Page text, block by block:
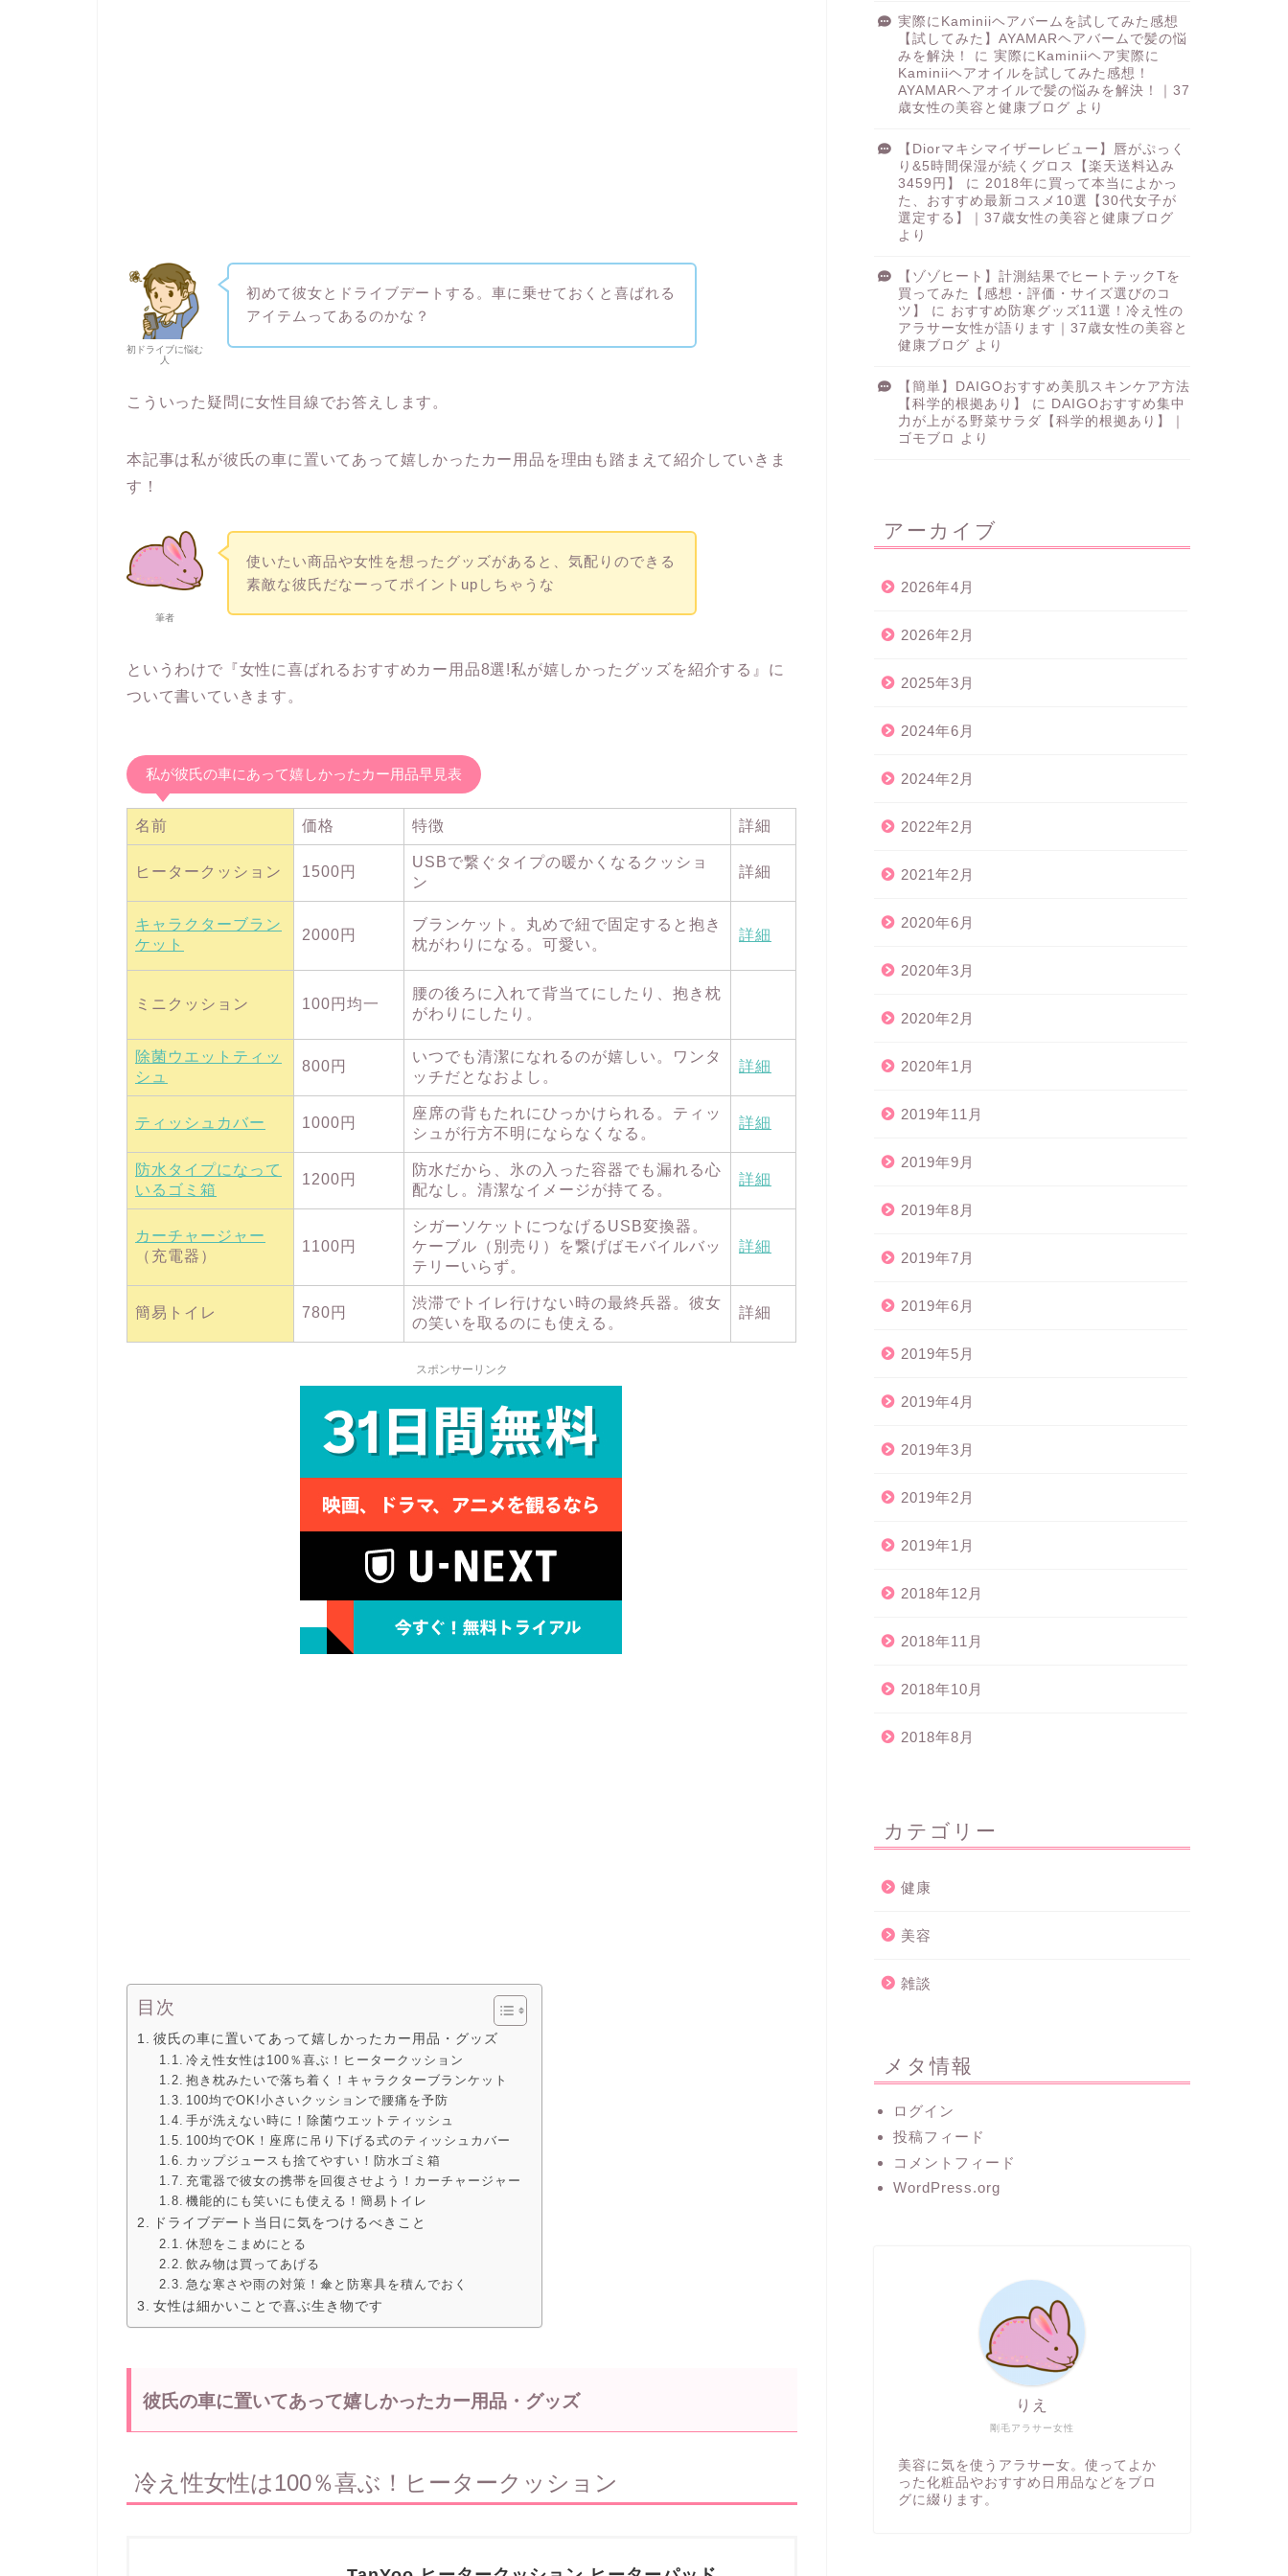
初ドライブに悩む
人
初めて彼女とドライブデートする。車に乗せておくと喜ばれる
アイテムってあるのかな？
こういった疑問に女性目線でお答えします。
本記事は私が彼氏の車に置いてあって嬉しかったカー用品を理由も踏まえて紹介していきま
す！
筆者
使いたい商品や女性を想ったグッズがあると、気配りのできる
素敵な彼氏だなーってポイントupしちゃうな
というわけで『女性に喜ばれるおすすめカー用品8選!私が嬉しかったグッズを紹介する』に
ついて書いていきます。
私が彼氏の車にあって嬉しかったカー用品早見表
名前 価格 特徴 詳細
ヒータークッション 1500円
USBで繋ぐタイプの暖かくなるクッショ
ン
詳細
キャラクターブラン
ケット
2000円
ブランケット。丸めで紐で固定すると抱き
枕がわりになる。可愛い。
詳細
ミニクッション 100円均一
腰の後ろに入れて背当てにしたり、抱き枕
がわりにしたり。
除菌ウエットティッ
シュ
800円
いつでも清潔になれるのが嬉しい。ワンタ
ッチだとなおよし。
詳細
ティッシュカバー 1000円
座席の背もたれにひっかけられる。ティッ
シュが行方不明にならなくなる。
詳細
防水タイプになって
いるゴミ箱
1200円
防水だから、氷の入った容器でも漏れる心
配なし。清潔なイメージが持てる。
詳細
カーチャージャー
（充電器）
1100円
シガーソケットにつなげるUSB変換器。
ケーブル（別売り）を繋げばモバイルバッ
テリーいらず。
詳細
簡易トイレ 780円
渋滞でトイレ行けない時の最終兵器。彼女
の笑いを取るのにも使える。
詳細
スポンサーリンク
目次
彼氏の車に置いてあって嬉しかったカー用品・グッズ
冷え性女性は100％喜ぶ！ヒータークッション
抱き枕みたいで落ち着く！キャラクターブランケット
100均でOK!小さいクッションで腰痛を予防
手が洗えない時に！除菌ウエットティッシュ
100均でOK！座席に吊り下げる式のティッシュカバー
カップジュースも捨てやすい！防水ゴミ箱
充電器で彼女の携帯を回復させよう！カーチャージャー
機能的にも笑いにも使える！簡易トイレ
ドライブデート当日に気をつけるべきこと
休憩をこまめにとる
飲み物は買ってあげる
急な寒さや雨の対策！傘と防寒具を積んでおく
女性は細かいことで喜ぶ生き物です
彼氏の車に置いてあって嬉しかったカー用品・グッズ
冷え性女性は100％喜ぶ！ヒータークッション
実際にKaminiiヘアバームを試してみた感想
【試してみた】AYAMARヘアバームで髪の悩
みを解決！
に 実際にKaminiiヘア実際に
Kaminiiヘアオイルを試してみた感想！
AYAMARヘアオイルで髪の悩みを解決！｜37
歳女性の美容と健康ブログ より
【Diorマキシマイザーレビュー】唇がぷっく
り&5時間保湿が続くグロス【楽天送料込み
3459円】
に 2018年に買って本当によかっ
た、おすすめ最新コスメ10選【30代女子が
選定する】｜37歳女性の美容と健康ブログ
より
【ゾゾヒート】計測結果でヒートテックTを
買ってみた【感想・評価・サイズ選びのコ
ツ】
に おすすめ防寒グッズ11選！冷え性の
アラサー女性が語ります｜37歳女性の美容と
健康ブログ より
【簡単】DAIGOおすすめ美肌スキンケア方法
【科学的根拠あり】
に DAIGOおすすめ集中
力が上がる野菜サラダ【科学的根拠あり】｜
ゴモブロ
より
アーカイブ
2026年4月
2026年2月
2025年3月
2024年6月
2024年2月
2022年2月
2021年2月
2020年6月
2020年3月
2020年2月
2020年1月
2019年11月
2019年9月
2019年8月
2019年7月
2019年6月
2019年5月
2019年4月
2019年3月
2019年2月
2019年1月
2018年12月
2018年11月
2018年10月
2018年8月
カテゴリー
健康
美容
雑談
メタ情報
ログイン
投稿フィード
コメントフィード
WordPress.org
剛毛アラサー女性
りえ
美容に気を使うアラサー女。使ってよか
った化粧品やおすすめ日用品などをブロ
グに綴ります。